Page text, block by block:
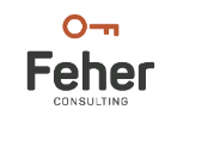
contenido